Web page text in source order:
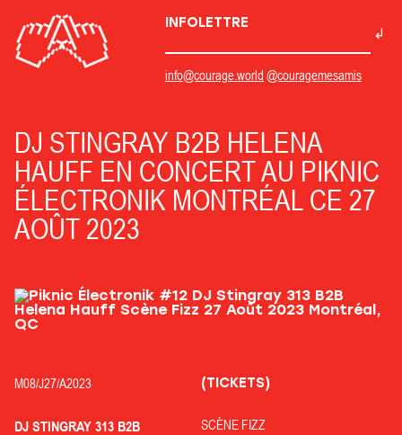
INFOLETTRE
info@courage.world @couragemesamis
DJ STINGRAY B2B HELENA
HAUFF EN CONCERT AU PIKNIC
ÉLECTRONIK MONTRÉAL CE 27
AOÛT 2023
M08/J27/A2023
DJ STINGRAY 313 B2B
SCÈNE FIZZ
(TICKETS)